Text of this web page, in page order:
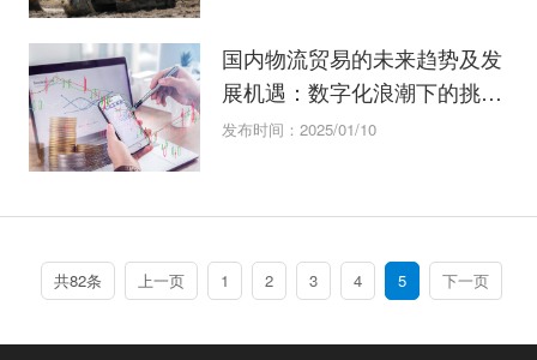
国内物流贸易的未来趋势及发
展机遇：数字化浪潮下的挑战
与突破
发布时间：2025/01/10
共82条 上一页 1 2 3 4 5 下一页